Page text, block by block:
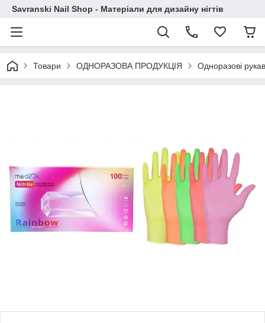
Savranski Nail Shop - Матеріали для дизайну нігтів
Товари ОДНОРАЗОВА ПРОДУКЦІЯ Одноразові